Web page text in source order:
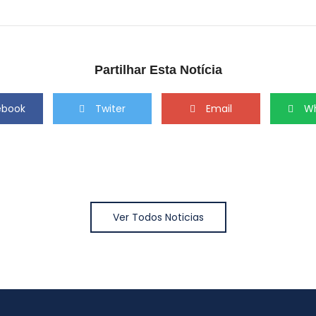
Partilhar Esta Notícia
Twiter Email
Ver Todos Noticias